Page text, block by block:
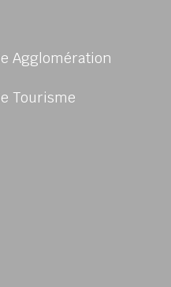
Agglomération
Tourisme